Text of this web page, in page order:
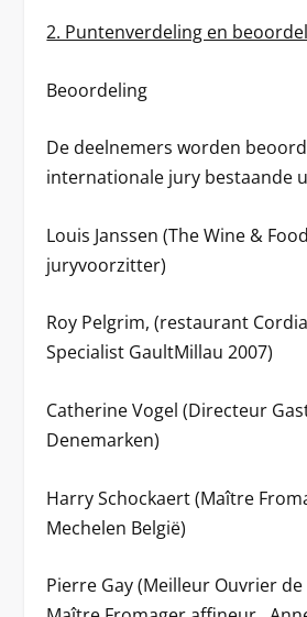
2. Puntenverdeling en
Beoordeling
De deelnemers worden
internationale jury bestaande
Louis Janssen (The Wine &
juryvoorzitter)
Roy Pelgrim, (restaurant
Specialist GaultMillau 2007)
Catherine Vogel (Directeur
Denemarken)
Harry Schockaert (Maître
Mechelen België)
Pierre Gay (Meilleur Ouvrier de